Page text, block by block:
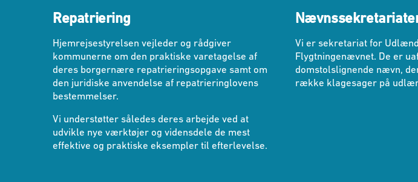
Repatriering
Hjemrejsestyrelsen vejleder og rådgiver
kommunerne om den praktiske varetagelse af
deres borgernære repatrieringsopgave samt om
den juridiske anvendelse af repatrieringlovens
bestemmelser.
Vi understøtter således deres arbejde ved at
udvikle nye værktøjer og vidensdele de mest
effektive og praktiske eksempler til efterlevelse.
Vi er sekretariat for
Flygtningenævnet. De er
domstolslignende nævn,
række klagesager på